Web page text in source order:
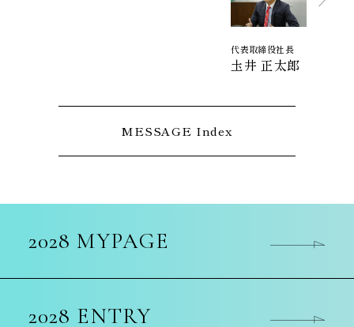
MESSAGE Index
代表取締役社長
圡井 正太郎
2028 MYPAGE
2028 ENTRY